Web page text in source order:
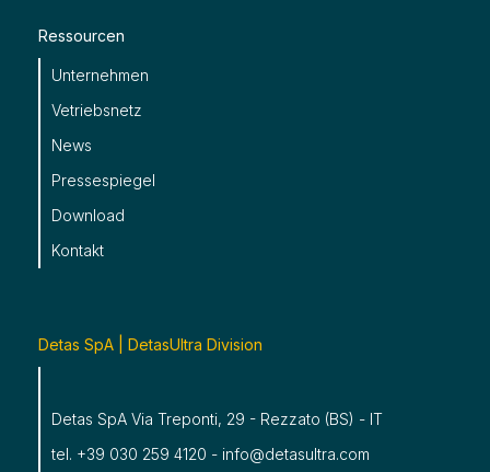
Ressourcen
Unternehmen
Vetriebsnetz
News
Pressespiegel
Download
Kontakt
Detas SpA | DetasUltra Division
Detas SpA Via Treponti, 29 - Rezzato (BS) - IT
tel. +39 030 259 4120 - info@detasultra.com